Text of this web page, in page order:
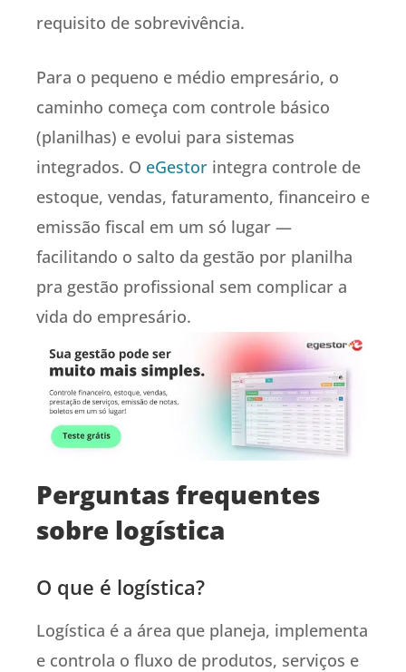
requisito de sobrevivência.
Para o pequeno e médio empresário, o
caminho começa com controle básico
(planilhas) e evolui para sistemas
integrados. O eGestor integra controle de
estoque, vendas, faturamento, financeiro e
emissão fiscal em um só lugar —
facilitando o salto da gestão por planilha
pra gestão profissional sem complicar a
vida do empresário.
Perguntas frequentes
sobre logística
O que é logística?
Logística é a área que planeja, implementa
e controla o fluxo de produtos, serviços e